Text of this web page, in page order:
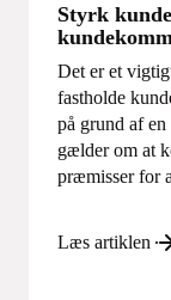
Styrk
Det er et
fastholde
på grund af
gælder om at
præmisser for
Læs artiklen